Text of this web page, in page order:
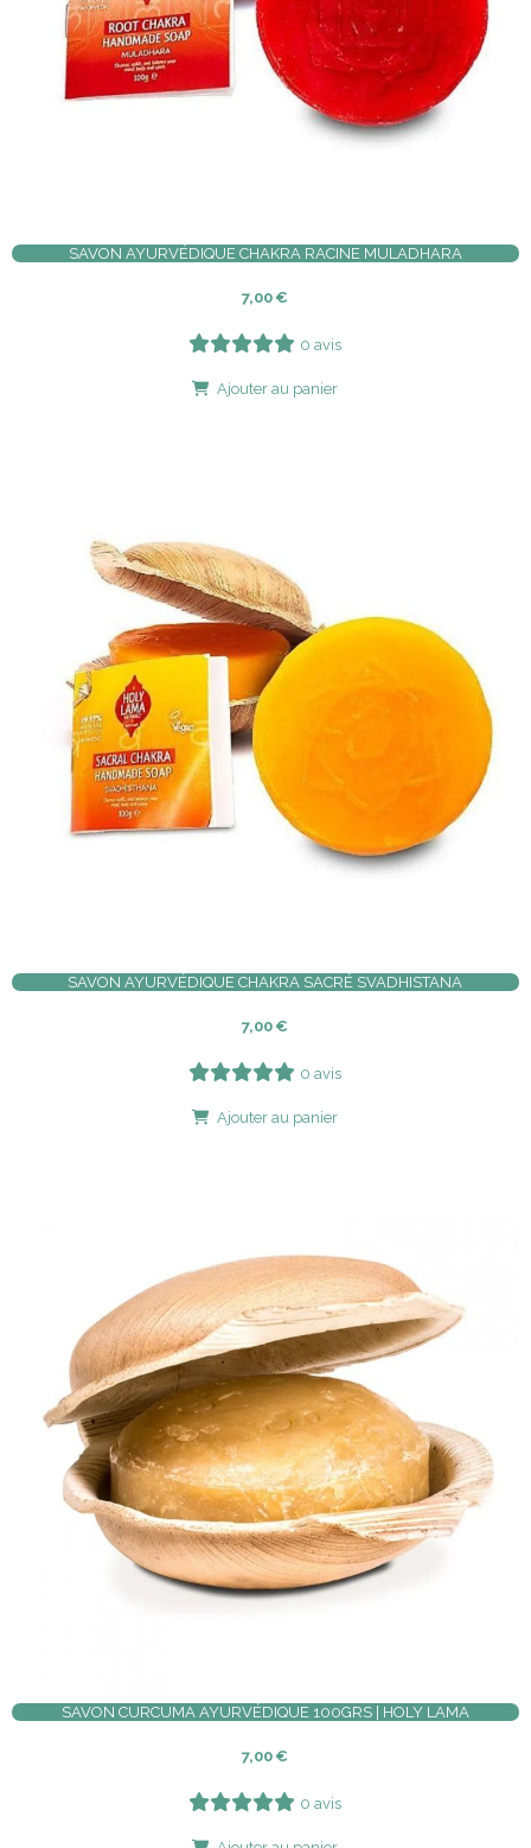
SAVON AYURVÉDIQUE CHAKRA RACINE MULADHARA
7,00 €
0 avis
Ajouter au panier
SAVON AYURVÉDIQUE CHAKRA SACRÉ SVADHISTANA
7,00 €
0 avis
Ajouter au panier
SAVON CURCUMA AYURVÉDIQUE 100GRS | HOLY LAMA
7,00 €
0 avis